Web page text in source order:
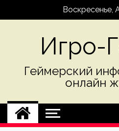
Воскресенье,
Игро-
Геймерский
онлайн